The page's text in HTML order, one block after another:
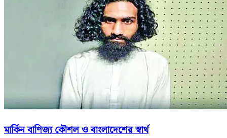
মার্কিন বাণিজ্য কৌশল ও বাংলাদেশের স্বার্থ